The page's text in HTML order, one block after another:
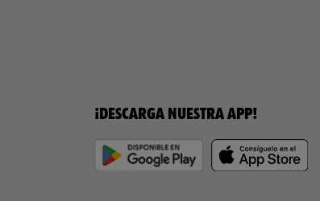
¡DESCARGA NUESTRA APP!